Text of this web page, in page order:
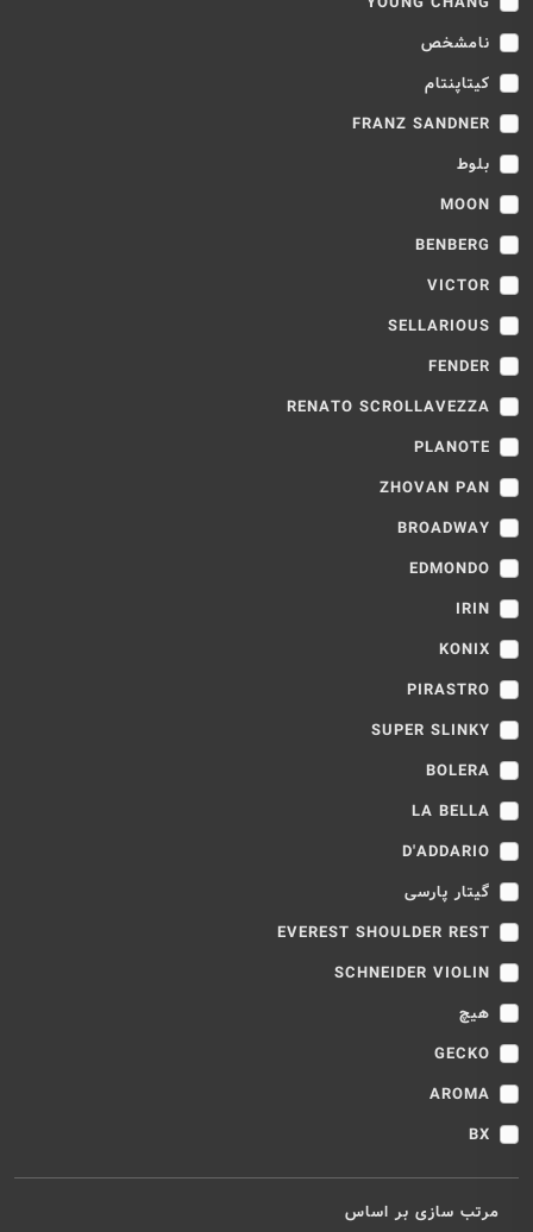
نامشخص
کیتاپنتام
FRANZ SANDNER
بلوط
MOON
BENBERG
VICTOR
SELLARIOUS
FENDER
RENATO SCROLLAVEZZA
PLANOTE
ZHOVAN PAN
BROADWAY
EDMONDO
IRIN
KONIX
PIRASTRO
SUPER SLINKY
BOLERA
LA BELLA
D'ADDARIO
گیتار پارسی
EVEREST SHOULDER REST
SCHNEIDER VIOLIN
هیچ
GECKO
AROMA
BX
مرتب سازی بر اساس